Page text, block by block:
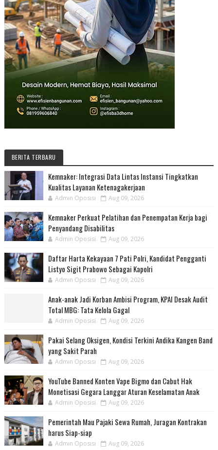
BERITA TERBARU
Kemnaker: Integrasi Data Lintas Instansi Tingkatkan
Kualitas Layanan Ketenagakerjaan
Admin Oposisi Aug 09, 2026
Kemnaker Perkuat Pelatihan dan Penempatan Kerja bagi
Penyandang Disabilitas
Admin Oposisi Aug 09, 2026
Daftar Harta Kekayaan 7 Pati Polri, Kandidat Pengganti
Listyo Sigit Prabowo Sebagai Kapolri
Admin Oposisi Aug 09, 2026
Anak-anak Jadi Korban Ambisi Program, KPAI Desak Audit
Total MBG: Tata Kelola Gagal
Admin Oposisi Aug 09, 2026
Pakai Selang Oksigen, Kondisi Terkini Andika Kangen Band
yang Sakit Parah
Admin Oposisi Aug 09, 2026
YouTube Banned Konten Vape Bigmo dan Cabut Hak
Monetisasi Gegara Langgar Aturan Keselamatan Anak
Admin Oposisi Aug 09, 2026
Pemerintah Mau Pajaki Sewa Rumah, Juragan Kontrakan
harus Siap-siap
Admin Oposisi Aug 09, 2026